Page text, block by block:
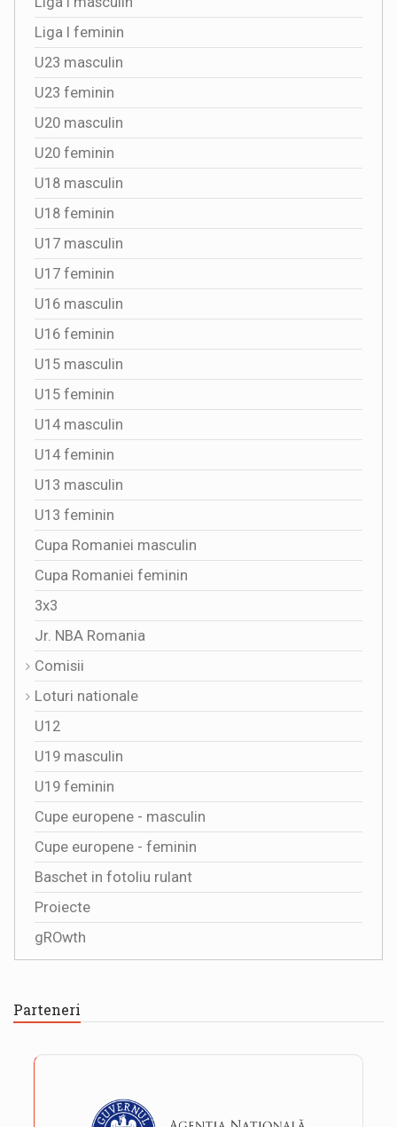
Liga I feminin
U23 masculin
U23 feminin
U20 masculin
U20 feminin
U18 masculin
U18 feminin
U17 masculin
U17 feminin
U16 masculin
U16 feminin
U15 masculin
U15 feminin
U14 masculin
U14 feminin
U13 masculin
U13 feminin
Cupa Romaniei masculin
Cupa Romaniei feminin
3x3
Jr. NBA Romania
Comisii
Loturi nationale
U12
U19 masculin
U19 feminin
Cupe europene - masculin
Cupe europene - feminin
Baschet in fotoliu rulant
Proiecte
gROwth
Parteneri